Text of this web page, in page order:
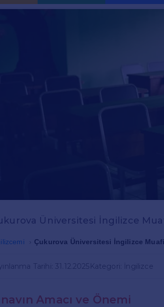
Üniversitesi İngilizce
Çukurova Üniversitesi İngilizce
Tarihi: 31.12.2025 Kategori: İngilizce
Amacı ve Önemi